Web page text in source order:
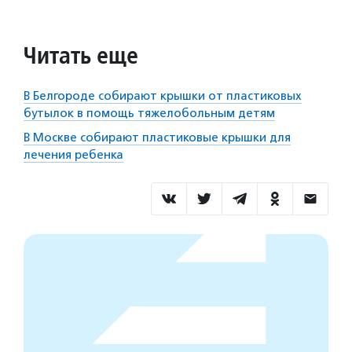
Читать еще
В Белгороде собирают крышки от пластиковых
бутылок в помощь тяжелобольным детям
В Москве собирают пластиковые крышки для
лечения ребенка